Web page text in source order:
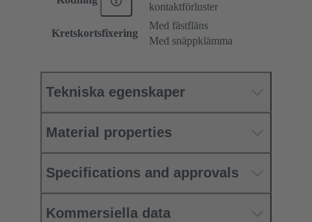
kontaktförluster
Kretskortsfixering
Med fästfläns
Med snäppklämma
Tekniska egenskaper
Material properties
Specifications and approvals
Kommersiella data